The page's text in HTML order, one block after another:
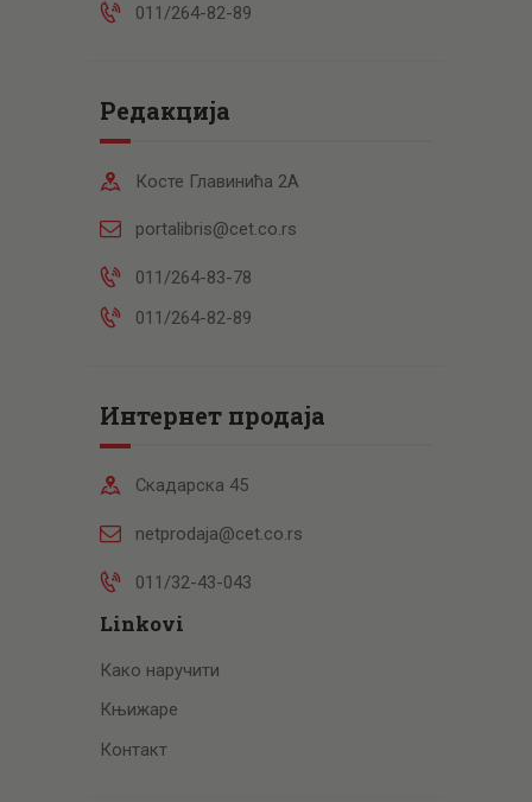
011/264-82-89
Редакција
Косте Главинића 2А
portalibris@cet.co.rs
011/264-83-78
011/264-82-89
Интернет продаја
Скадарска 45
netprodaja@cet.co.rs
011/32-43-043
Linkovi
Како наручити
Књижаре
Контакт